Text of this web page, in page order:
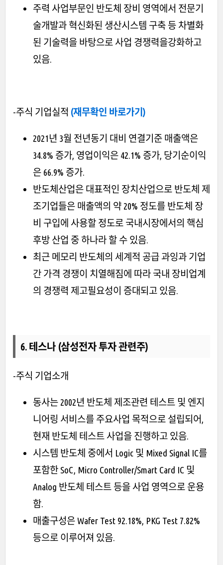
주력 사업부문인 반도체 장비 영역에서 전문기
술개발과 혁신화된 생산시스템 구축 등 차별화
된 기술력을 바탕으로 사업 경쟁력을강화하고
있음.
-주식 기업실적 (재무확인 바로가기)
2021년 3월 전년동기 대비 연결기준 매출액은
34.8% 증가, 영업이익은 42.1% 증가, 당기순이익
은 66.9% 증가.
반도체산업은 대표적인 장치산업으로 반도체 제
조기업들은 매출액의 약 20% 정도를 반도체 장
비 구입에 사용할 정도로 국내시장에서의 핵심
후방 산업 중 하나라 할 수 있음.
최근 메모리 반도체의 세계적 공급 과잉과 기업
간 가격 경쟁이 치열해짐에 따라 국내 장비업계
의 경쟁력 제고필요성이 증대되고 있음.
6. 테스나 (삼성전자 투자 관련주)
-주식 기업소개
동사는 2002년 반도체 제조관련 테스트 및 엔지
니어링 서비스를 주요사업 목적으로 설립되어,
현재 반도체 테스트 사업을 진행하고 있음.
시스템 반도체 중에서 Logic 및 Mixed Signal IC를
포함한 SoC, Micro Controller/Smart Card IC 및
Analog 반도체 테스트 등을 사업 영역으로 운용
함.
매출구성은 Wafer Test 92.18%, PKG Test 7.82%
등으로 이루어져 있음.